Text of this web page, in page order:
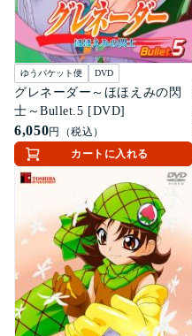
ゆうパケット便 DVD
グレネーダー～ほほえみの閃
士～Bullet.5 [DVD]
6,050円（税込）
カートに入れる